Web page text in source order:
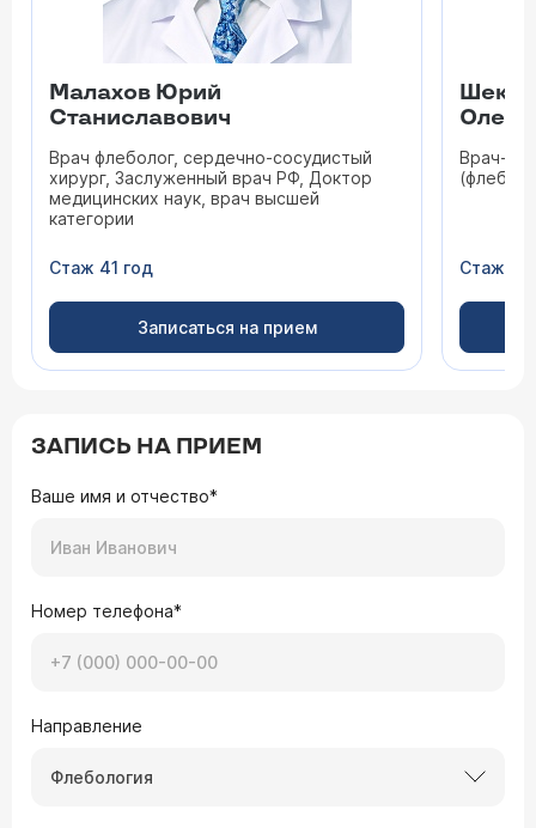
Малахов Юрий
Станиславович
Врач флеболог, сердечно-сосудистый
хирург, Заслуженный врач РФ, Доктор
медицинских наук, врач высшей
категории
Стаж 41 год
Записаться на прием
Врач-
Стаж 19
ЗАПИСЬ НА ПРИЕМ
Ваше имя и отчество*
Номер телефона*
Направление
Флебология